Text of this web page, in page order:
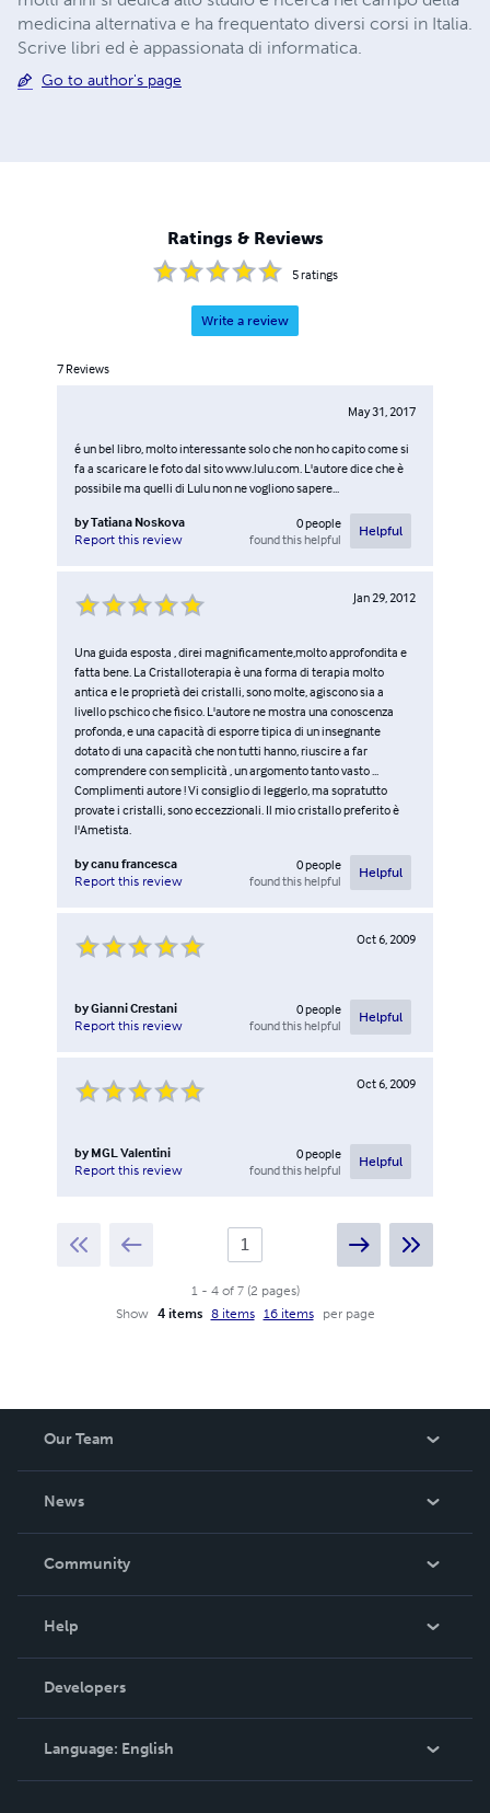
medicina alternativa e ha frequentato diversi corsi in Italia.
Scrive libri ed è appassionata di informatica.
Go to author's page
Ratings & Reviews
5ratings
Write a review
7 Reviews
May 31, 2017
é un bel libro, molto interessante solo che non ho capito come si
fa a scaricare le foto dal sito www.lulu.com. L'autore dice che è
possibile ma quelli di Lulu non ne vogliono sapere...
byTatiana Noskova
Report this review
0people
found this helpful
Helpful
Jan 29, 2012
Una guida esposta , direi magnificamente,molto approfondita e
fatta bene. La Cristalloterapia è una forma di terapia molto
antica e le proprietà dei cristalli, sono molte, agiscono sia a
livello pschico che fisico. L'autore ne mostra una conoscenza
profonda, e una capacità di esporre tipica di un insegnante
dotato di una capacità che non tutti hanno, riuscire a far
comprendere con semplicità , un argomento tanto vasto ...
Complimenti autore ! Vi consiglio di leggerlo, ma sopratutto
provate i cristalli, sono eccezzionali. Il mio cristallo preferito è
l'Ametista.
bycanu francesca
Report this review
0people
found this helpful
Helpful
Oct 6, 2009
byGianni Crestani
Report this review
0people
found this helpful
Helpful
Oct 6, 2009
by MGL Valentini
Report this review
0people
found this helpful
Helpful
1 - 4 of 7(2 pages)
Show
4 items 8 items 16 items per page
Our Team
News
In The News
Community
Podcast
Help
Order Lookup
Knowledge Base
Contact Support
Developers
Language: English